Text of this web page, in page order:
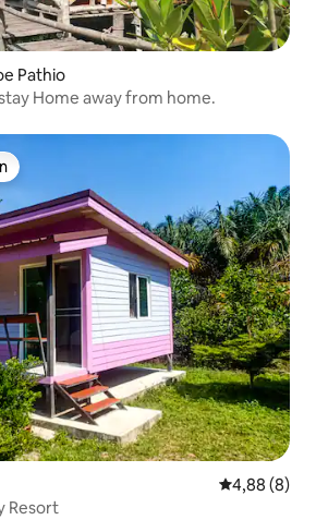
Pathio
Fisherman 's Homestay Home away from home.
Gemiddelde
4,88 (8)
Resort